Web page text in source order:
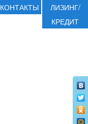
КОНТАКТЫ
ЛИЗИНГ/
КРЕДИТ